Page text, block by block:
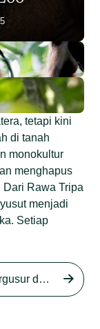
tetapi kini
di tanah
monokultur
menghapus
Dari Rawa Tripa
menjadi
Setiap
Kisah Orangutan Sumatera yang Tergusur dari Rumah Sendiri series